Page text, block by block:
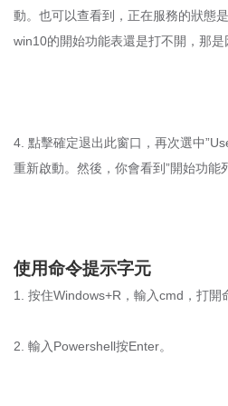
動。也可以查看到，正在服務的狀態
win10的開始功能表還是打不開，那是
4. 點擊確定退出此窗口，再次選中
重新啟動。然後，你會看到”開始功能
使用命令提示字元
1. 按住Windows+R，輸入cmd，打開
2. 輸入Powershell按Enter。